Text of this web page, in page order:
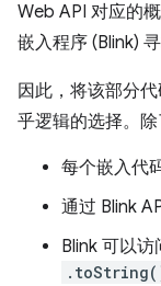
Web API 对应的
嵌入程序 (Blink)
因此，将该部分
乎逻辑的选择。
每个嵌入代
通过 Blink
Blink 可以